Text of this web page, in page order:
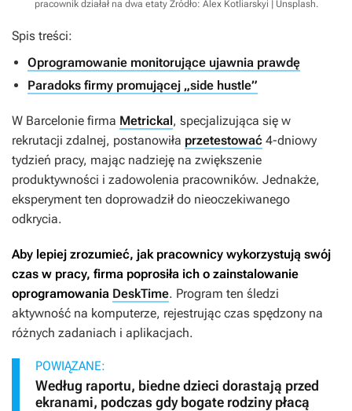
pracownik działał na dwa etaty Źródło: Alex Kotliarskyi | Unsplash.
Spis treści:
Oprogramowanie monitorujące ujawnia prawdę
Paradoks firmy promującej „side hustle”
W Barcelonie firma Metrickal, specjalizująca się w
rekrutacji zdalnej, postanowiła przetestować 4-dniowy
tydzień pracy, mając nadzieję na zwiększenie
produktywności i zadowolenia pracowników. Jednakże,
eksperyment ten doprowadził do nieoczekiwanego
odkrycia.
Aby lepiej zrozumieć, jak pracownicy wykorzystują swój
czas w pracy, firma poprosiła ich o zainstalowanie
oprogramowania DeskTime. Program ten śledzi
aktywność na komputerze, rejestrując czas spędzony na
różnych zadaniach i aplikacjach.
POWIĄZANE:
Według raportu, biedne dzieci dorastają przed
ekranami, podczas gdy bogate rodziny płacą